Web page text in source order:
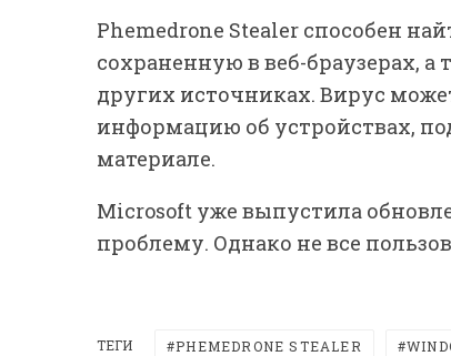
Phemedrone Stealer способен
сохраненную в веб-браузерах, а
других источниках. Вирус
информацию об устройствах,
материале.
Microsoft уже выпустила
проблему. Однако не все
ТЕГИ PHEMEDRONE STEALER